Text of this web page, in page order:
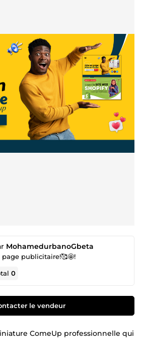
MohamedurbanoGbeta
page publicitaire!🥰🤩!
0
le vendeur
ComeUp professionnelle qui